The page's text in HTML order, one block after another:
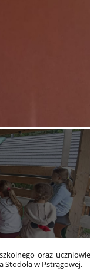
oraz uczniowie
Stodoła w Pstrągowej.